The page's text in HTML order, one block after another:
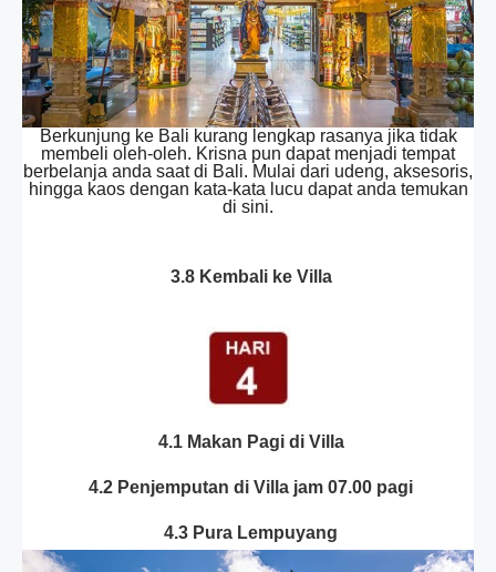
Berkunjung ke Bali kurang lengkap rasanya jika tidak
membeli oleh-oleh. Krisna pun dapat menjadi tempat
berbelanja anda saat di Bali. Mulai dari udeng, aksesoris,
hingga kaos dengan kata-kata lucu dapat anda temukan
di sini.
3.8 Kembali ke Villa
4.1 Makan Pagi di Villa
4.2 Penjemputan di Villa jam 07.00 pagi
4.3 Pura Lempuyang